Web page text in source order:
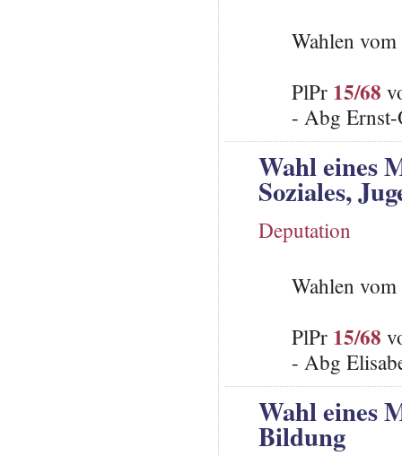
Wahlen
PlPr 15/68
- Abg
Wahl eines
Soziales,
Deputation
Wahlen
PlPr 15/68
- Abg
Wahl eines
Bildung